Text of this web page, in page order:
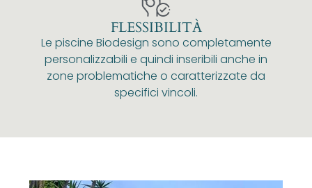
FLESSIBILITÀ
Le piscine Biodesign sono completamente
personalizzabili e quindi inseribili anche in
zone problematiche o caratterizzate da
specifici vincoli.